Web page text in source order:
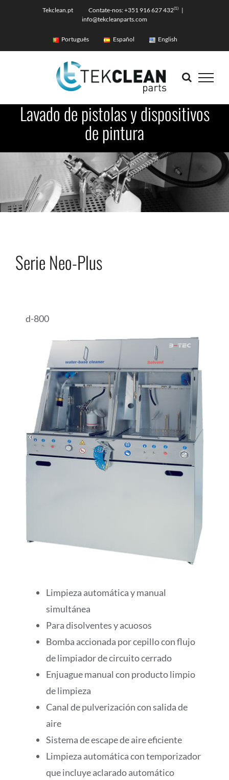
Tekclean.pt Contate-nos: +351 916 627 432(1)
|
info@tekcleanparts.com
Português Español English
Lavado de pistolas y dispositivos
de pintura
Serie Neo-Plus
d-800
Limpieza automática y manual
simultánea
Para disolventes y acuosos
Bomba accionada por cepillo con flujo
de limpiador de circuito cerrado
Enjuague manual con producto limpio
de limpieza
Canal de pulverización con salida de
aire
Sistema de escape de aire eficiente
Limpieza automática con temporizador
que incluye aclarado automático